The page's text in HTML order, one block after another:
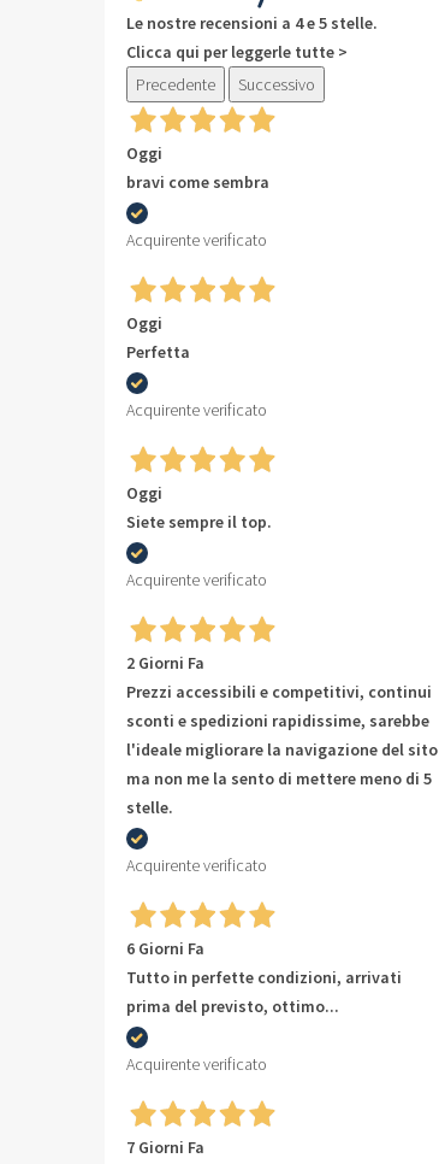
Le nostre recensioni a 4 e 5 stelle.
Clicca qui per leggerle tutte >
Precedente
Successivo
Oggi
bravi come sembra
Acquirente verificato
Oggi
Perfetta
Acquirente verificato
Oggi
Siete sempre il top.
Acquirente verificato
2 Giorni Fa
Prezzi accessibili e competitivi, continui
sconti e spedizioni rapidissime, sarebbe
l'ideale migliorare la navigazione del sito
ma non me la sento di mettere meno di 5
stelle.
Acquirente verificato
6 Giorni Fa
Tutto in perfette condizioni, arrivati
prima del previsto, ottimo...
Acquirente verificato
7 Giorni Fa